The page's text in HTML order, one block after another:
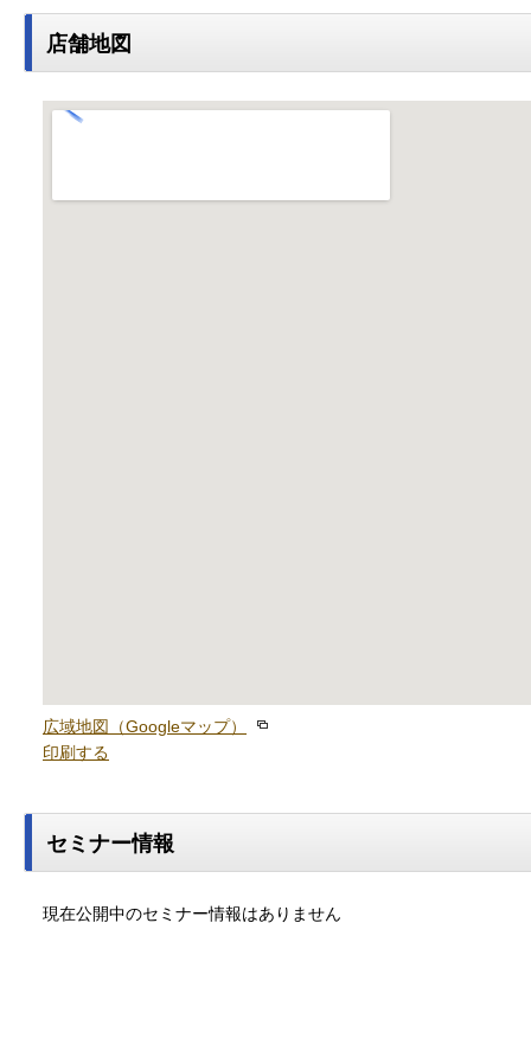
店舗地図
広域地図（Googleマップ）
印刷する
セミナー情報
現在公開中のセミナー情報はありません